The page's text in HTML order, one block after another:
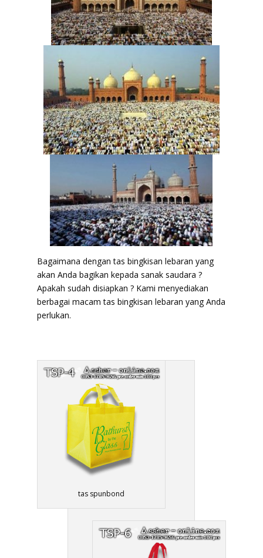
Bagaimana dengan tas bingkisan lebaran yang
akan Anda bagikan kepada sanak saudara ?
Apakah sudah disiapkan ? Kami menyediakan
berbagai macam tas bingkisan lebaran yang Anda
perlukan.
tas spunbond